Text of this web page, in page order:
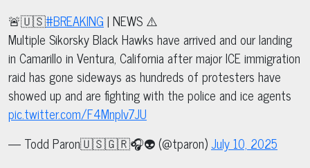
🚨🇺🇸#BREAKING | NEWS ⚠️
Multiple Sikorsky Black Hawks have arrived and our landing
in Camarillo in Ventura, California after major ICE immigration
raid has gone sideways as hundreds of protesters have
showed up and are fighting with the police and ice agents
pic.twitter.com/F4Mnplv7JU
— Todd Paron🇺🇸🇬🇷🎧👽 (@tparon)July 10, 2025